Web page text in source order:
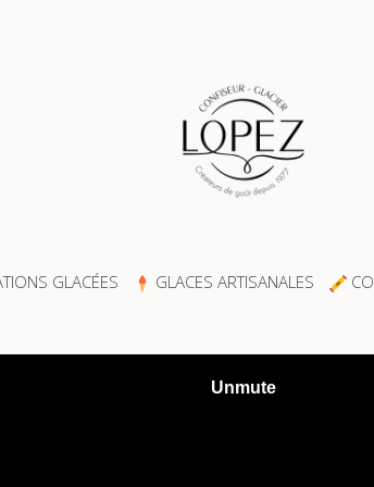
GLACÉES GLACES ARTISANALES